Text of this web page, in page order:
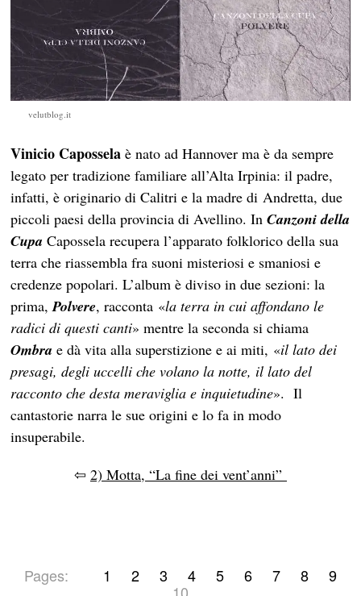
velutblog.it
Vinicio Capossela è nato ad Hannover ma è da sempre
legato per tradizione familiare all’Alta Irpinia: il padre,
infatti, è originario di Calitri e la madre di Andretta, due
piccoli paesi della provincia di Avellino. InCanzoni della
Cupa Capossela recupera l’apparato folklorico della sua
terra che riassembla fra suoni misteriosi e smaniosi e
credenze popolari. L’album è diviso in due sezioni: la
prima,Polvere, racconta «la terra in cui affondano le
radici di questi canti» mentre la seconda si chiama
Ombra e dà vita alla superstizione e ai miti, «il lato dei
presagi, degli uccelli che volano la notte, il lato del
racconto che desta meraviglia e inquietudine». Il
cantastorie narra le sue origini e lo fa in modo
insuperabile.
⇦ 2) Motta, “La fine dei vent’anni”
Pages: 1 2 3 4 5 6 7 8
9